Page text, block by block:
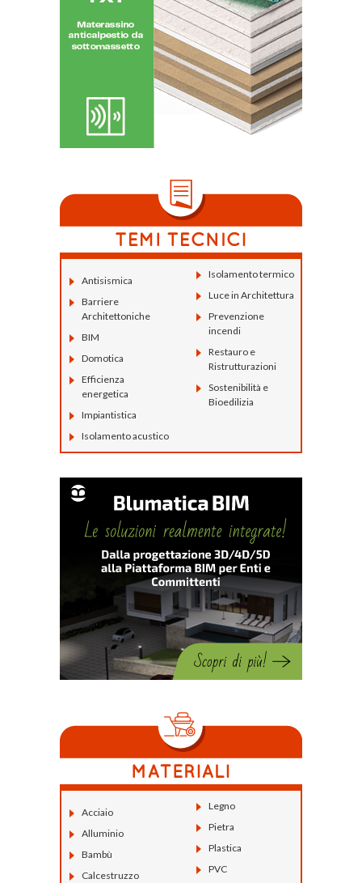
Antisismica
Barriere
Architettoniche
BIM
Domotica
Efficienza
energetica
Impiantistica
Isolamento acustico
Isolamento termico
Luce in Architettura
Prevenzione
incendi
Restauro e
Ristrutturazioni
Sostenibilità e
Bioedilizia
Acciaio
Alluminio
Bambù
Calcestruzzo
Legno
Pietra
Plastica
PVC